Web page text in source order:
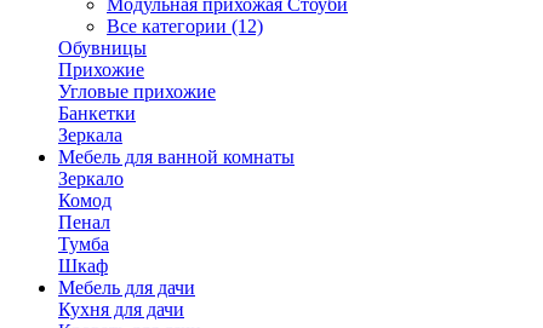
Модульная прихожая Стоуби
Все категории (12)
Обувницы
Прихожие
Угловые прихожие
Банкетки
Зеркала
Мебель для ванной комнаты
Зеркало
Комод
Пенал
Тумба
Шкаф
Мебель для дачи
Кухня для дачи